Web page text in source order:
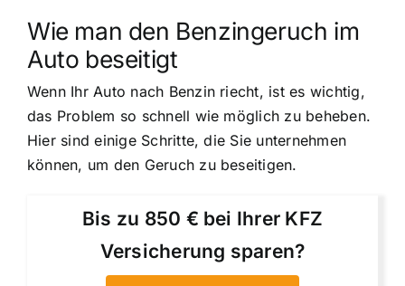
Wie man den Benzingeruch im
Auto beseitigt
Wenn Ihr Auto nach Benzin riecht, ist es wichtig,
das Problem so schnell wie möglich zu beheben.
Hier sind einige Schritte, die Sie unternehmen
können, um den Geruch zu beseitigen.
Bis zu 850 € bei Ihrer KFZ
Versicherung sparen?